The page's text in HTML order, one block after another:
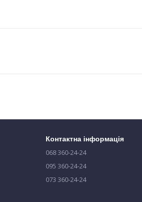
Контактна інформація
068 360-24-24
095 360-24-24
073 360-24-24